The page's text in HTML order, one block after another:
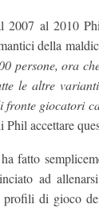
2007 al 2010
della
persone, ora
le altre
fronte giocatori
Phil accettare
fatto
ad
di gioco